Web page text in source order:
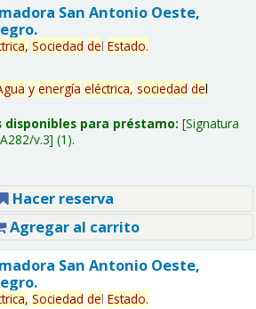
San Antonio Oeste,
Sociedad del Estado.
y energía eléctrica, sociedad del
disponibles para préstamo: Signatura
v.3 (1).
Hacer reserva
Agregar al carrito
San Antonio Oeste,
Sociedad del Estado.